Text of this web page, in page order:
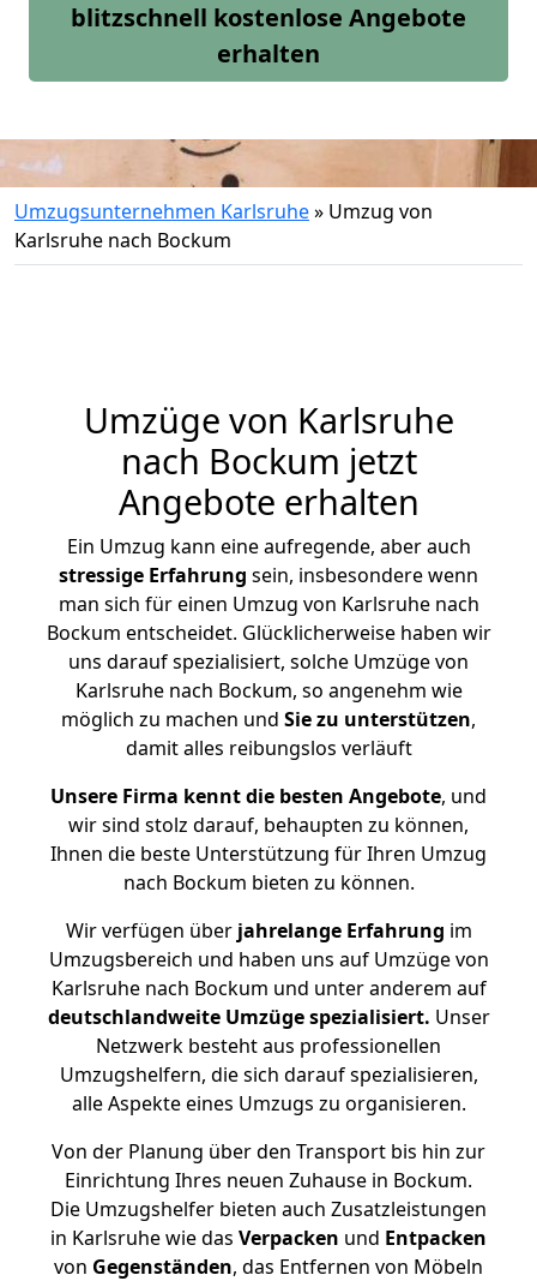
blitzschnell kostenlose Angebote
erhalten
Umzugsunternehmen Karlsruhe» Umzug von
Karlsruhe nach Bockum
Umzüge von Karlsruhe
nach Bockum jetzt
Angebote erhalten
Ein Umzug kann eine aufregende, aber auch
stressige Erfahrung sein, insbesondere wenn
man sich für einen Umzug von Karlsruhe nach
Bockum entscheidet. Glücklicherweise haben wir
uns darauf spezialisiert, solche Umzüge von
Karlsruhe nach Bockum, so angenehm wie
möglich zu machen und Sie zu unterstützen,
damit alles reibungslos verläuft
Unsere Firma kennt die besten Angebote, und
wir sind stolz darauf, behaupten zu können,
Ihnen die beste Unterstützung für Ihren Umzug
nach Bockum bieten zu können.
Wir verfügen überjahrelange Erfahrung im
Umzugsbereich und haben uns auf Umzüge von
Karlsruhe nach Bockum und unter anderem auf
deutschlandweite Umzüge spezialisiert. Unser
Netzwerk besteht aus professionellen
Umzugshelfern, die sich darauf spezialisieren,
alle Aspekte eines Umzugs zu organisieren.
Von der Planung über den Transport bis hin zur
Einrichtung Ihres neuen Zuhause in Bockum.
Die Umzugshelfer bieten auch Zusatzleistungen
in Karlsruhe wie das Verpacken und Entpacken
von Gegenständen, das Entfernen von Möbeln